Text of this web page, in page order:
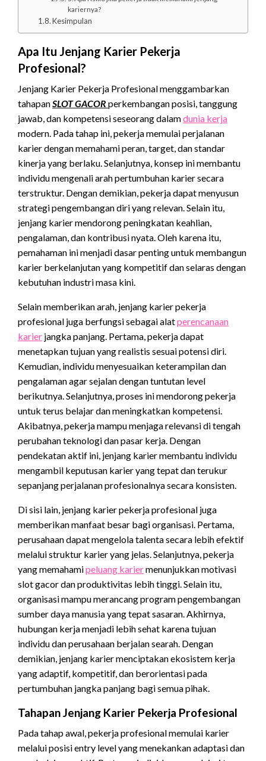
kariernya?
Kesimpulan
Apa Itu Jenjang Karier Pekerja
Profesional?
Jenjang Karier Pekerja Profesional menggambarkan
tahapanSLOT GACOR perkembangan posisi, tanggung
jawab, dan kompetensi seseorang dalamdunia kerja
modern. Pada tahap ini, pekerja memulai perjalanan
karier dengan memahami peran, target, dan standar
kinerja yang berlaku. Selanjutnya, konsep ini membantu
individu mengenali arah pertumbuhan karier secara
terstruktur. Dengan demikian, pekerja dapat menyusun
strategi pengembangan diri yang relevan. Selain itu,
jenjang karier mendorong peningkatan keahlian,
pengalaman, dan kontribusi nyata. Oleh karena itu,
pemahaman ini menjadi dasar penting untuk membangun
karier berkelanjutan yang kompetitif dan selaras dengan
kebutuhan industri masa kini.
Selain memberikan arah, jenjang karier pekerja
profesional juga berfungsi sebagai alatperencanaan
karier jangka panjang. Pertama, pekerja dapat
menetapkan tujuan yang realistis sesuai potensi diri.
Kemudian, individu menyesuaikan keterampilan dan
pengalaman agar sejalan dengan tuntutan level
berikutnya. Selanjutnya, proses ini mendorong pekerja
untuk terus belajar dan meningkatkan kompetensi.
Akibatnya, pekerja mampu menjaga relevansi di tengah
perubahan teknologi dan pasar kerja. Dengan
pendekatan aktif ini, jenjang karier membantu individu
mengambil keputusan karier yang tepat dan terukur
sepanjang perjalanan profesionalnya secara konsisten.
Di sisi lain, jenjang karier pekerja profesional juga
memberikan manfaat besar bagi organisasi. Pertama,
perusahaan dapat mengelola talenta secara lebih efektif
melalui struktur karier yang jelas. Selanjutnya, pekerja
yang memahamipeluang kariermenunjukkan motivasi
slotgacordan produktivitas lebih tinggi. Selain itu,
organisasi mampu merancang program pengembangan
sumber daya manusia yang tepat sasaran. Akhirnya,
hubungan kerja menjadi lebih sehat karena tujuan
individu dan perusahaan berjalan searah. Dengan
demikian, jenjang karier menciptakan ekosistem kerja
yang adaptif, kompetitif, dan berorientasi pada
pertumbuhan jangka panjang bagi semua pihak.
Tahapan Jenjang Karier Pekerja Profesional
Pada tahap awal, pekerja profesional memulai karier
melalui posisi entry level yang menekankan adaptasi dan